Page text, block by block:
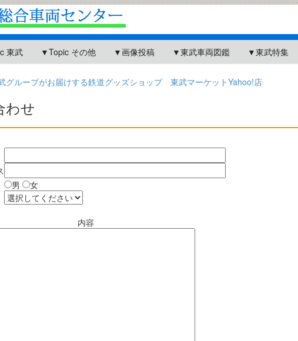
東武 ▼Topic その他 ▼画像投稿 ▼東武車両図鑑 ▼東武特集
プがお届けする鉄道グッズショップ 東武マーケットYahoo!店
わせ
男
女
内容